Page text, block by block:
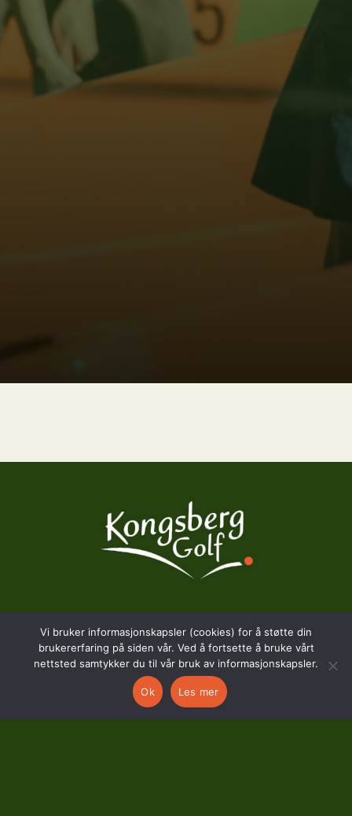
BESØKSADRESSE
Hostvedtveien 130
3618 Skollenborg
Vi bruker informasjonskapsler (cookies) for å støtte din
brukererfaring på siden vår. Ved å fortsette å bruke vårt
nettsted samtykker du til vår bruk av informasjonskapsler.
Ok Les mer